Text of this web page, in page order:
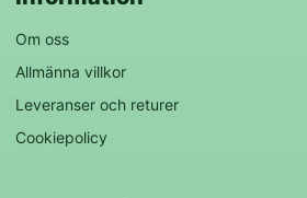
Om oss
Allmänna villkor
Leveranser och returer
Cookiepolicy